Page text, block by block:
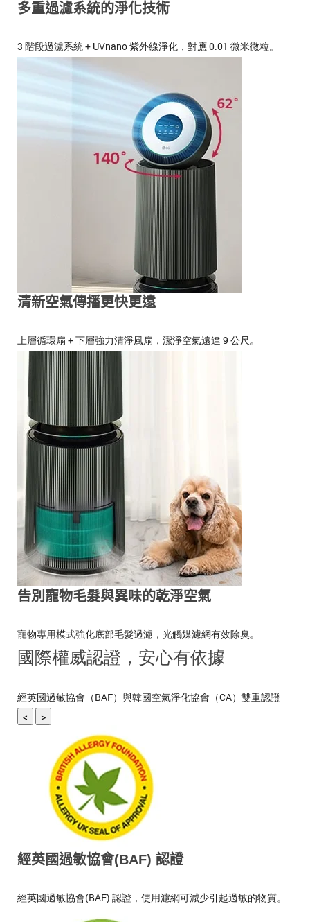
多重過濾系統的淨化技術
3 階段過濾系統 + UVnano 紫外線淨化，對應 0.01 微米微粒。
清新空氣傳播更快更遠
上層循環扇 + 下層強力清淨風扇，潔淨空氣遠達 9 公尺。
告別寵物毛髮與異味的乾淨空氣
寵物專用模式強化底部毛髮過濾，光觸媒濾網有效除臭。
國際權威認證，安心有依據
經英國過敏協會（BAF）與韓國空氣淨化協會（CA）雙重認證
<
>
經英國過敏協會(BAF) 認證
經英國過敏協會(BAF) 認證，使用濾網可減少引起過敏的物質。